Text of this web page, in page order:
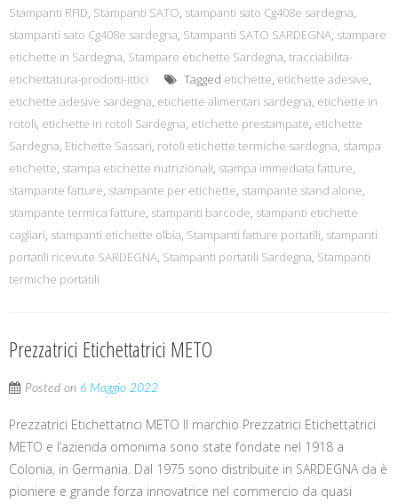
Stampanti RFID, Stampanti SATO, stampanti sato Cg408e sardegna,
stampanti sato Cg408e sardegna, Stampanti SATO SARDEGNA, stampare
etichette in Sardegna, Stampare etichette Sardegna, tracciabilita-
etichettatura-prodotti-ittici
Tagged etichette, etichette adesive,
etichette adesive sardegna, etichette alimentari sardegna, etichette in
rotoli, etichette in rotoli Sardegna, etichette prestampate, etichette
Sardegna, Etichette Sassari, rotoli etichette termiche sardegna, stampa
etichette, stampa etichette nutrizionali, stampa immediata fatture,
stampante fatture, stampante per etichette, stampante stand alone,
stampante termica fatture, stampanti barcode, stampanti etichette
cagliari, stampanti etichette olbia, Stampanti fatture portatili, stampanti
portatili ricevute SARDEGNA, Stampanti portatili Sardegna, Stampanti
termiche portatili
Prezzatrici Etichettatrici METO
Posted on 6 Maggio 2022
Prezzatrici Etichettatrici METO Il marchio Prezzatrici Etichettatrici
METO e l’azienda omonima sono state fondate nel 1918 a
Colonia, in Germania. Dal 1975 sono distribuite in SARDEGNA da è
pioniere e grande forza innovatrice nel commercio da quasi